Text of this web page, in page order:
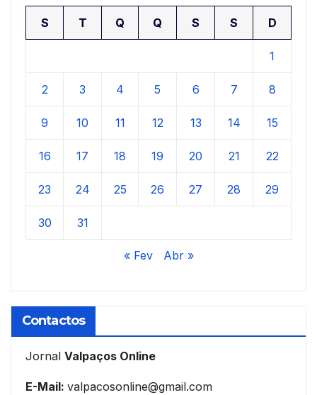
S T Q Q S S D
1
2 3 4 5 6 7 8
9 10 11 12 13 14 15
16 17 18 19 20 21 22
23 24 25 26 27 28 29
30 31
« Fev Abr »
Contactos
Jornal Valpaços Online
E-Mail: valpacosonline@gmail.com